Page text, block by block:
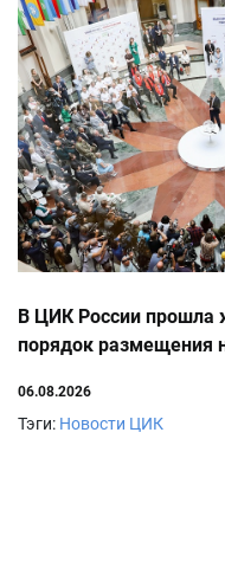
В ЦИК России прошла
порядок размещения
06.08.2026
Тэги: Новости ЦИК